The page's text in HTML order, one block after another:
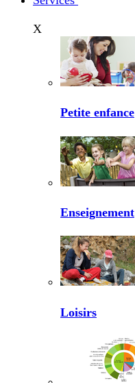
X
Petite enfance
Enseignement
Loisirs